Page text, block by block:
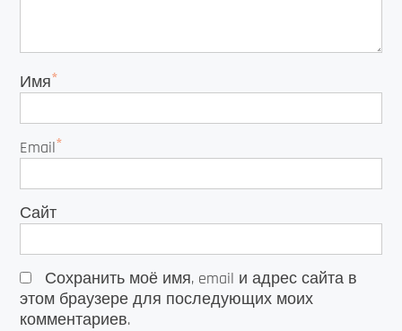
Имя*
Email*
Сайт
Сохранить моё имя, email и адрес сайта в
этом браузере для последующих моих
комментариев.